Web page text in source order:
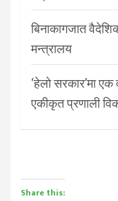
बिनाकागजात
मन्त्रालय
‘हेलो सरकार’मा
एकीकृत प्रणाली
Share this: